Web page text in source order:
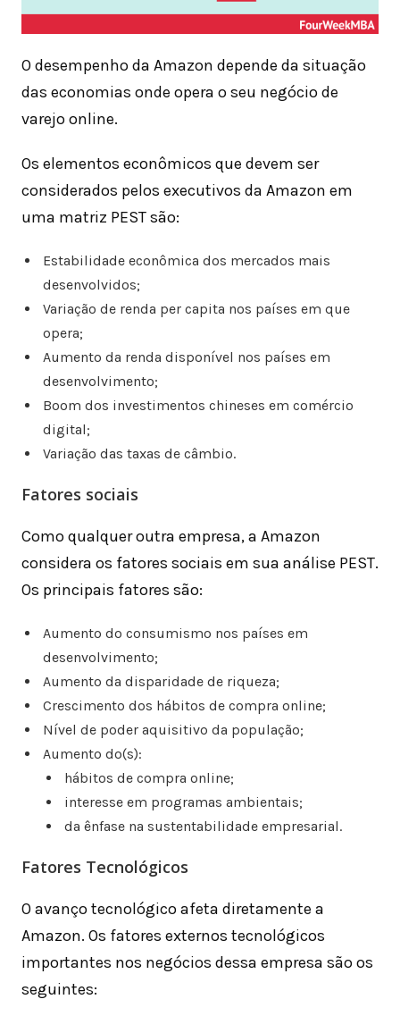
O desempenho da Amazon depende da situação
das economias onde opera o seu negócio de
varejo online.
Os elementos econômicos que devem ser
considerados pelos executivos da Amazon em
uma matriz PEST são:
Estabilidade econômica dos mercados mais
desenvolvidos;
Variação de renda per capita nos países em que
opera;
Aumento da renda disponível nos países em
desenvolvimento;
Boom dos investimentos chineses em comércio
digital;
Variação das taxas de câmbio.
Fatores sociais
Como qualquer outra empresa, a Amazon
considera os fatores sociais em sua análise PEST.
Os principais fatores são:
Aumento do consumismo nos países em
desenvolvimento;
Aumento da disparidade de riqueza;
Crescimento dos hábitos de compra online;
Nível de poder aquisitivo da população;
Aumento do(s):
hábitos de compra online;
interesse em programas ambientais;
da ênfase na sustentabilidade empresarial.
Fatores Tecnológicos
O avanço tecnológico afeta diretamente a
Amazon. Os fatores externos tecnológicos
importantes nos negócios dessa empresa são os
seguintes: